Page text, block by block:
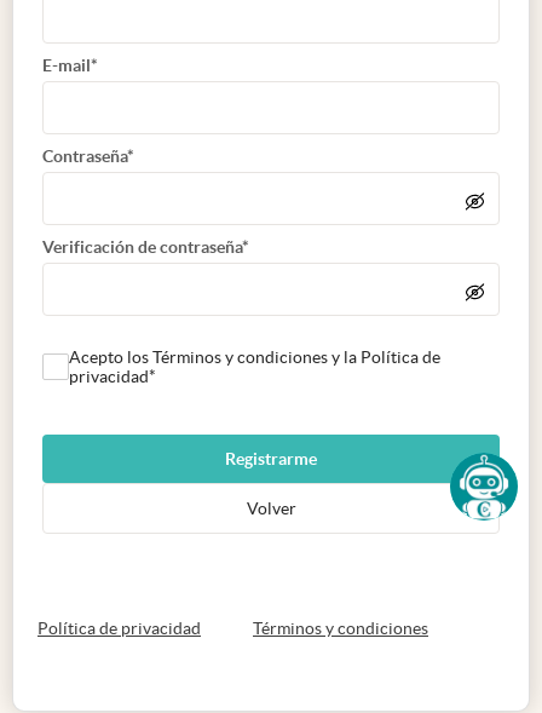
E-mail*
Contraseña*
Verificación de contraseña*
Acepto los Términos y condiciones y la Política de
privacidad*
Registrarme
Volver
Política de privacidad abre en nueva pestaña
Términos y condicionesabre en nueva